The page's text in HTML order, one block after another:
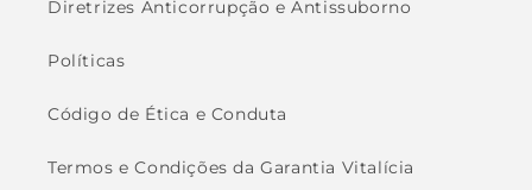
Diretrizes Anticorrupção e Antissuborno
Políticas
Código de Ética e Conduta
Termos e Condições da Garantia Vitalícia